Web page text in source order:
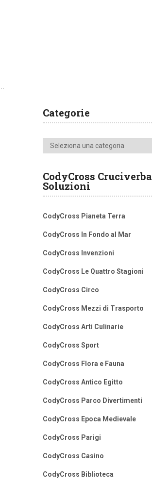
Categorie
Categorie
CodyCross Cruciverba
Soluzioni
CodyCross Pianeta Terra
CodyCross In Fondo al Mar
CodyCross Invenzioni
CodyCross Le Quattro Stagioni
CodyCross Circo
CodyCross Mezzi di Trasporto
CodyCross Arti Culinarie
CodyCross Sport
CodyCross Flora e Fauna
CodyCross Antico Egitto
CodyCross Parco Divertimenti
CodyCross Epoca Medievale
CodyCross Parigi
CodyCross Casino
CodyCross Biblioteca